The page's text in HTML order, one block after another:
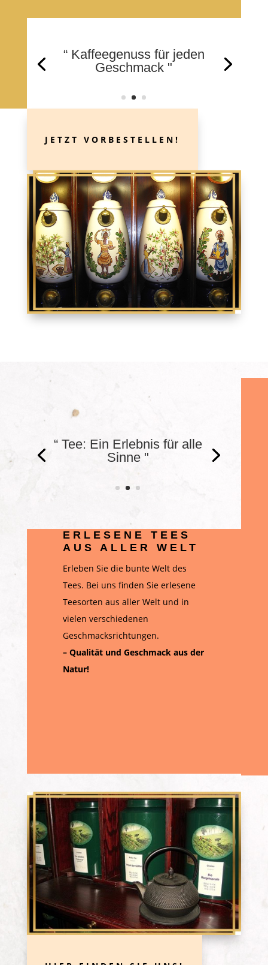
“ Entdecken Sie Ihre
Lieblingsmischung "
JETZT VORBESTELLEN!
“ Der beste Tee. Sonst
nix. "
ERLESENE TEES
AUS ALLER WELT
Erleben Sie die bunte Welt des
Tees. Bei uns finden Sie erlesene
Teesorten aus aller Welt und in
vielen verschiedenen
Geschmacksrichtungen.
– Qualität und Geschmack aus der
Natur!